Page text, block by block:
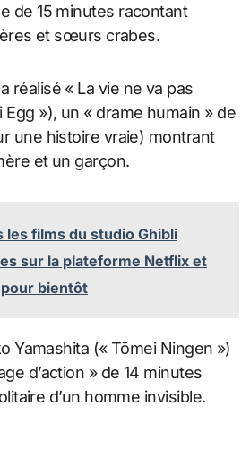
de 15 minutes racontant
et sœurs crabes.
réalisé « La vie ne va pas
Egg »), un « drame humain » de
une histoire vraie) montrant
et un garçon.
les films du studio Ghibli
sur la plateforme Netflix et
bientôt
Yamashita (« Tōmei Ningen »)
d’action » de 14 minutes
d’un homme invisible.